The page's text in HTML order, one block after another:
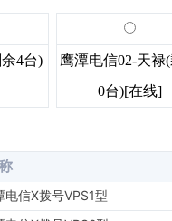
4台)
鹰潭电信02-天禄
0台)[在线]
电信X拨号VPS1型